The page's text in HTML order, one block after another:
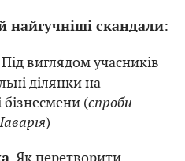
найгучніші скандали:
Під виглядом учасників
ділянки на
(спроби
)